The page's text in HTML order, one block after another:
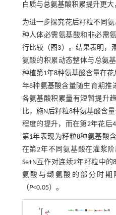
白质与总氨基酸积累提升更大
为进一步探究花后籽粒不同
种人体必需氨基酸和非必需
行比较（ 图3）。结果表明，
氨酸的积累动态整体与总氨
种植第1年8种氨基酸含量在花
年8种氨基酸含量随生育期推
各氨基酸积累量有短暂提升
比，施N后籽粒8种氨基酸含
程度的提升，而在第2年花后
第1年表现为籽粒8种氨基酸
在第2年不同氨基酸在灌浆
Se+N互作对连续2年籽粒中
氨酸与缬氨酸的部分时
（P<0.05）。